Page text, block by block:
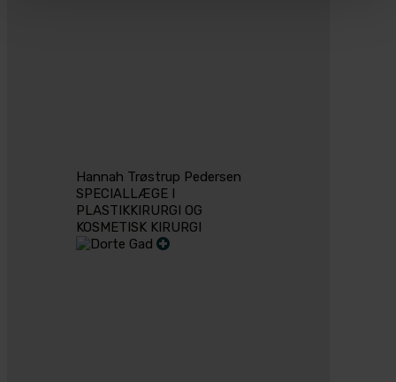
Hannah Trøstrup Pedersen
SPECIALLÆGE I
PLASTIKKIRURGI OG
KOSMETISK KIRURGI